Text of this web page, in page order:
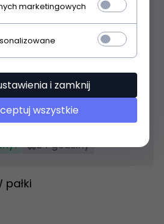
24 godziny
pałki
marketingowych
i zamknij
wszystkie